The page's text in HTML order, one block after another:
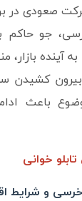
صعودی در
جو حاکم
آینده
کشیدن
باعث
خوانی